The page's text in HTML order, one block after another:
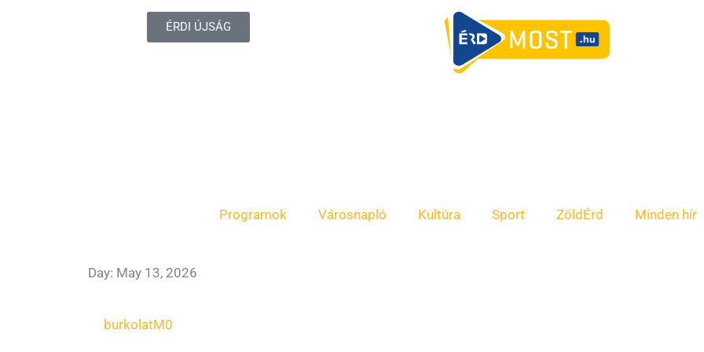
ÉRDI ÚJSÁG
Programok Városnapló Kultúra Sport ZöldÉrd Minden hír
Day: May 13, 2026
burkolatM0